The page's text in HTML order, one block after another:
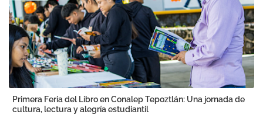
Primera Feria del Libro en Conalep Tepoztlán: Una jornada de
cultura, lectura y alegría estudiantil